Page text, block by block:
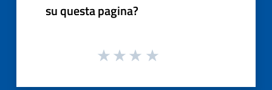
su questa pagina?